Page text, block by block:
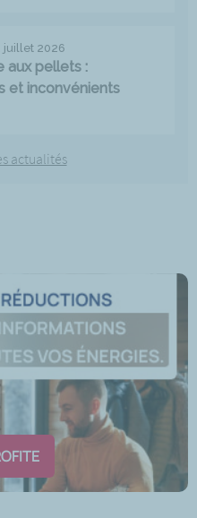
juillet 2026
aux pellets :
et inconvénients
actualités